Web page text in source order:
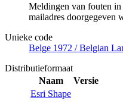
Meldingen van fouten
mailadres doorgegeven
Unieke code
Belge 1972 / Belgian
Distributieformaat
Naam
Versie
Esri Shape